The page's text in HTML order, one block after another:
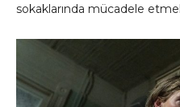
sokaklarında mücadele